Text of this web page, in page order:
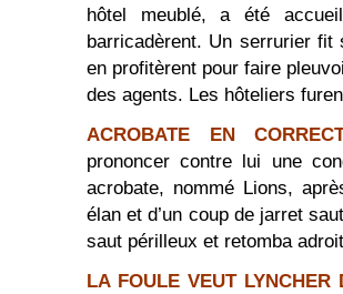
hôtel meublé, a été
barricadèrent. Un serrurier fit
en profitèrent pour faire
des agents. Les hôteliers
ACROBATE EN
prononcer contre lui une
acrobate, nommé Lions,
élan et d’un coup de jarret
saut périlleux et retomba
LA FOULE VEUT LYNCHER